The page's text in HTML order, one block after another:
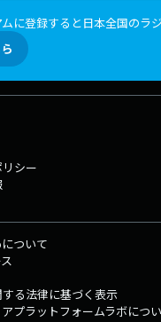
に登録すると日本全国のラ
シー
ついて
る法律に基づく表示
プラットフォームラボにつ